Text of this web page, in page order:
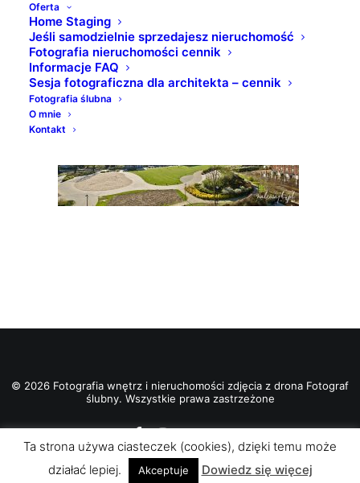
Oferta
Home Staging
Jeśli samodzielnie sprzedajesz nieruchomość
Fotografia nieruchomości cennik
Informacje FAQ
Sesja fotograficzna dla architekta – cennik
Fotografia ślubna
O mnie
Kontakt
© 2026 Fotografia wnętrz i nieruchomości zdjęcia z drona Fotograf
ślubny. Wszystkie prawa zastrzeżone
Ta strona używa ciasteczek (cookies), dzięki temu może
działać lepiej.
Akceptuje Dowiedz się więcej